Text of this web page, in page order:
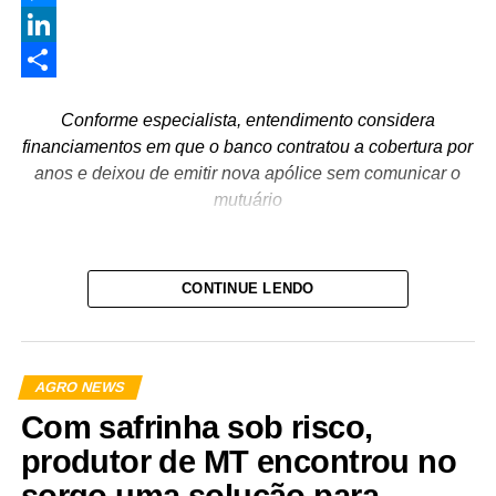
Messenger
LinkedIn
Conforme especialista, entendimento considera
financiamentos em que o banco contratou a cobertura por
anos e deixou de emitir nova apólice sem comunicar o
mutuário
A instituição financeira que contrata automaticamente o
seguro agrícola por anos pode responder pelas perdas do
exige a comprovação de que houve trato sucessivo na
omissão na contratação seguinte e constatação de
prejuízo na safra financiada.
CONTINUE LENDO
AGRO NEWS
Com safrinha sob risco,
produtor de MT encontrou no